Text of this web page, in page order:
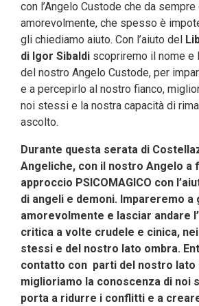
con l’Angelo Custode che da
amorevolmente, che spesso è
gli chiediamo aiuto. Con l’aiuto del
di Igor Sibaldi scopriremo il nome e
del nostro Angelo Custode, per
e a percepirlo al nostro fianco,
noi stessi e la nostra capacità di
ascolto.
Durante questa serata di
Angeliche, con il nostro Angelo a
approccio PSICOMAGICO con
di angeli e demoni. Impareremo a
amorevolmente e lasciar andare
critica a volte crudele e cinica,
stessi e del nostro lato ombra.
contatto con parti del nostro lato
miglioriamo la conoscenza di noi
porta a ridurre i conflitti e a